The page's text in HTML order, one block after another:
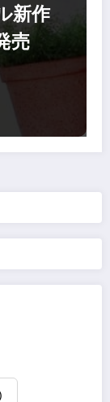
新作
売